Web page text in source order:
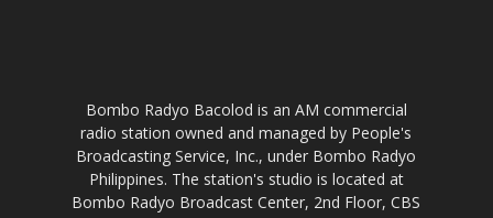
Bombo Radyo Bacolod is an AM commercial
radio station owned and managed by People's
Broadcasting Service, Inc., under Bombo Radyo
Philippines. The station's studio is located at
Bombo Radyo Broadcast Center, 2nd Floor, CBS